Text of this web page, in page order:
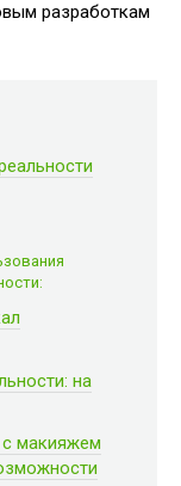
разработкам
на
с макияжем